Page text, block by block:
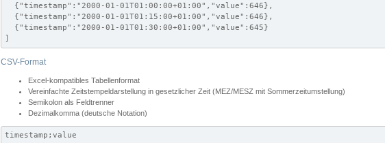
  {"timestamp":"2000-01-01T01:00:00+01:00","value":646},
  {"timestamp":"2000-01-01T01:15:00+01:00","value":646},
  {"timestamp":"2000-01-01T01:30:00+01:00","value":645}
]
CSV-Format
Excel-kompatibles Tabellenformat
Vereinfachte Zeitstempeldarstellung in gesetzlicher Zeit (MEZ/MESZ mit Sommerzeitumstellung)
Semikolon als Feldtrenner
Dezimalkomma (deutsche Notation)
timestamp;value